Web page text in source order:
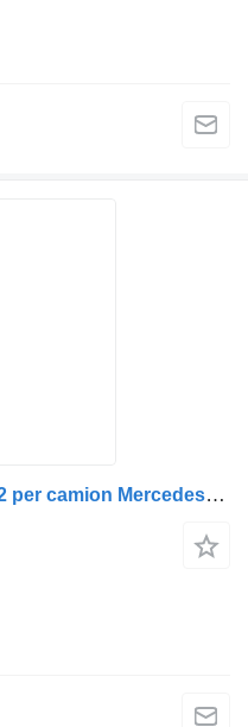
Autoradio Radio A0004461062 per camion Mercedes-Benz